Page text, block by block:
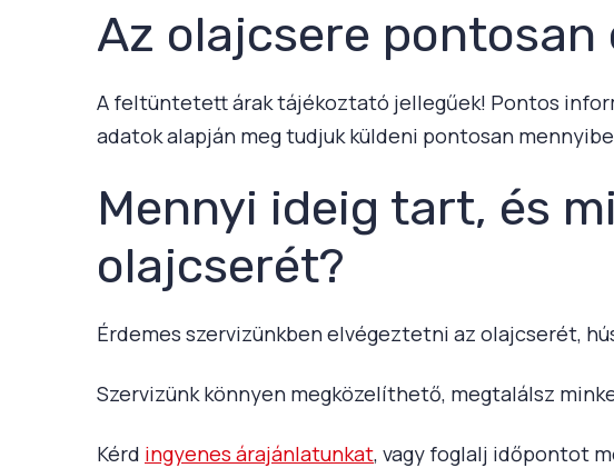
Az olajcsere pontosan
A feltüntetett árak tájékoztató jellegűek! Pontos
adatok alapján meg tudjuk küldeni pontosan
Mennyi ideig tart, és
olajcserét?
Érdemes szervizünkben elvégeztetni az olajcserét,
Szervizünk könnyen megközelíthető, megtalálsz
Kérd ingyenes árajánlatunkat, vagy foglalj időpontot